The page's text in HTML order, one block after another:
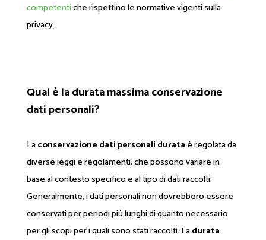
competentiche rispettino le normative vigenti sulla
privacy.
Qual è la durata massima conservazione
dati personali?
Laconservazione dati personali durata è regolata da
diverse leggi e regolamenti, che possono variare in
base al contesto specifico e al tipo di dati raccolti.
Generalmente, i dati personali non dovrebbero essere
conservati per periodi più lunghi di quanto necessario
per gli scopi per i quali sono stati raccolti. Ladurata